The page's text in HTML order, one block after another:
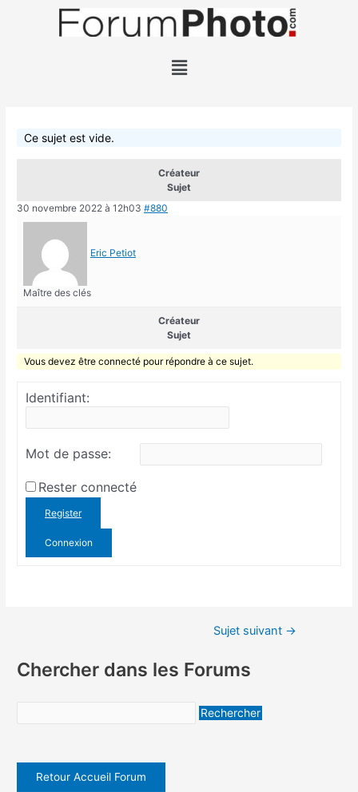
Ce sujet est vide.
Créateur
Sujet
30 novembre 2022 à 12h03 #880
Eric Petiot
Maître des clés
Créateur
Sujet
Vous devez être connecté pour répondre à ce sujet.
Identifiant:
Mot de passe:
Rester connecté
Register
Connexion
Sujet suivant →
Chercher dans les Forums
Retour Accueil Forum